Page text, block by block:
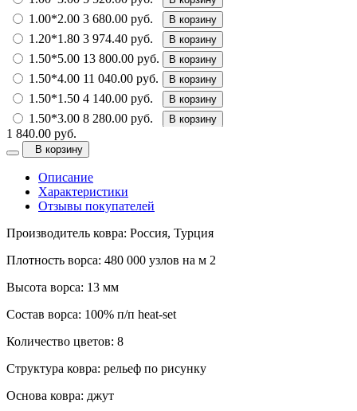
1.00*2.00 3 680.00 руб. В корзину
1.20*1.80 3 974.40 руб. В корзину
1.50*5.00 13 800.00 руб. В корзину
1.50*4.00 11 040.00 руб. В корзину
1.50*1.50 4 140.00 руб. В корзину
1.50*3.00 8 280.00 руб. В корзину
1.50*2.30 6 348.00 руб.
2.00*4.00 14 720.00 руб.
2.00*5.00 18 400.00 руб.
2.00*4.50 16 560.00 руб.
2.00*3.00 11 040.00 руб. В корзину
2.00*2.00 7 360.00 руб. В корзину
2.50*5.50
2.50*5.00 23 000.00 руб. В корзину
2.50*4.50 20 700.00 руб.
2.50*4.00 18 400.00 руб. В корзину
3.00*6.00 33 120.00 руб.
1 840.00 руб.
В корзину
Описание
Характеристики
Отзывы покупателей
Производитель ковра: Россия, Турция
Плотность ворса: 480 000 узлов на м 2
Высота ворса: 13 мм
Состав ворса: 100% п/п heat-set
Количество цветов: 8
Структура ковра: рельеф по рисунку
Основа ковра: джут